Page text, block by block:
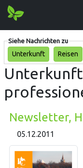
Siehe Nachrichten zu
Unterkunft
Reisen
Newsletter,
05.12.2011